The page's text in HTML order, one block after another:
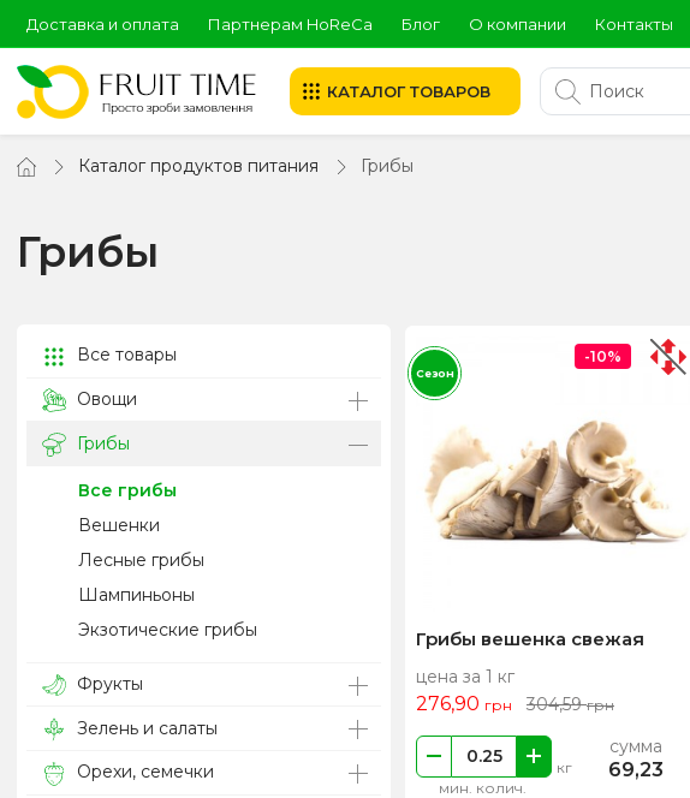
Доставка и оплата Партнерам HoReCa Блог О компании Контакты
КАТАЛОГ ТОВАРОВ
Каталог продуктов питания Грибы
Грибы
Все товары
Овощи
Грибы
Все грибы
Вешенки
Лесные грибы
Шампиньоны
Экзотические грибы
Фрукты
Зелень и салаты
Орехи, семечки
Грибы вешенка свежая
цена за 1 кг
276,90 грн 304,59грн
мин. колич.
кг
сумма
69,23
-10%
Сезон